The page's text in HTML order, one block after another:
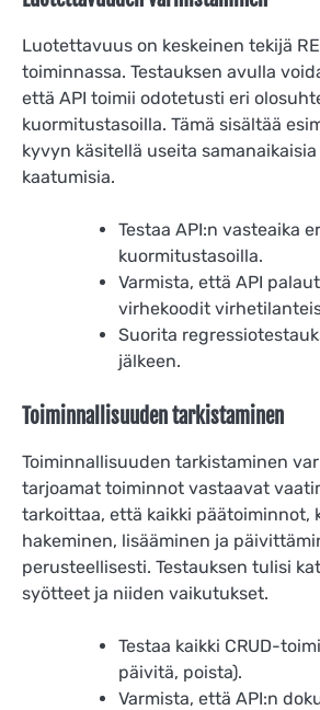
Luotettavuus on keskeinen tekijä
toiminnassa. Testauksen avulla
että API toimii odotetusti eri
kuormitustasoilla. Tämä sisältää
kyvyn käsitellä useita
kaatumisia.
Testaa API:n vasteaika
kuormitustasoilla.
Varmista, että API
virhekoodit
Suorita
jälkeen.
Toiminnallisuuden tarkistaminen
Toiminnallisuuden tarkistaminen
tarjoamat toiminnot vastaavat
tarkoittaa, että kaikki päätoiminnot,
hakeminen, lisääminen ja
perusteellisesti. Testauksen tulisi
syötteet ja niiden vaikutukset.
Testaa kaikki CRUD-
päivitä, poista).
Varmista, että API:n